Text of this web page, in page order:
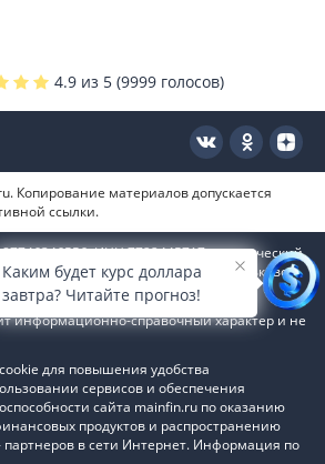
4.9 из 5 (9999 голосов)
Копирование материалов допускается
ссылки.
ИНН 7722445717, юридический
вн. тер. г. муниципальный округ Коньково,
4, ком. 66
информационно-справочный характер и не
для повышения удобства
сервисов и обеспечения
сайта mainfin.ru по оказанию
продуктов и распространению
в сети Интернет. Информация по
Каким будет курс доллара
завтра? Читайте прогноз!